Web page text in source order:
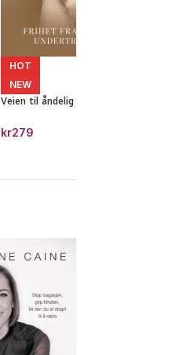
HOT
NEW
Veien til åndelig frigjøring
kr279